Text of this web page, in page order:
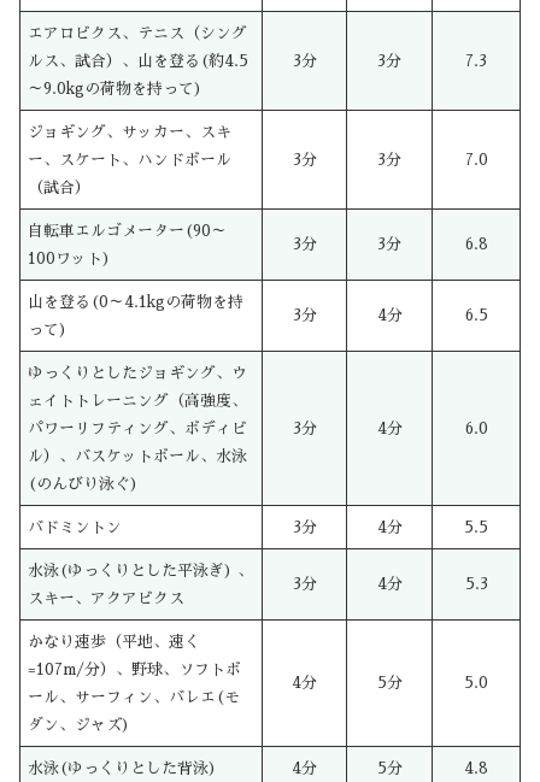
エアロビクス、テニス（シング
ルス、試合）、山を登る(約4.5
～9.0kgの荷物を持って)
3分 3分 7.3
ジョギング、サッカー、スキ
ー、スケート、ハンドボール
（試合）
3分 3分 7.0
自転車エルゴメーター(90～
100ワット)
3分 3分 6.8
山を登る(0～4.1kgの荷物を持
って)
3分 4分 6.5
ゆっくりとしたジョギング、ウ
ェイトトレーニング（高強度、
パワーリフティング、ボディビ
ル）、バスケットボール、水泳
(のんびり泳ぐ)
3分 4分 6.0
バドミントン 3分 4分 5.5
水泳(ゆっくりとした平泳ぎ) 、
スキー、アクアビクス
3分 4分 5.3
かなり速歩（平地、速く
=107m/分）、野球、ソフトボ
ール、サーフィン、バレエ(モ
ダン、ジャズ)
4分 5分 5.0
水泳(ゆっくりとした背泳) 4分 5分 4.8